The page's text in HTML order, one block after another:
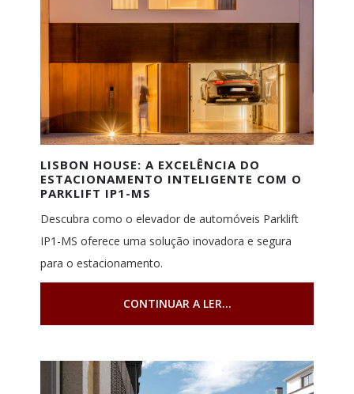
LISBON HOUSE: A EXCELÊNCIA DO
ESTACIONAMENTO INTELIGENTE COM O
PARKLIFT IP1-MS
Descubra como o elevador de automóveis Parklift
IP1-MS oferece uma solução inovadora e segura
para o estacionamento.
CONTINUAR A LER...